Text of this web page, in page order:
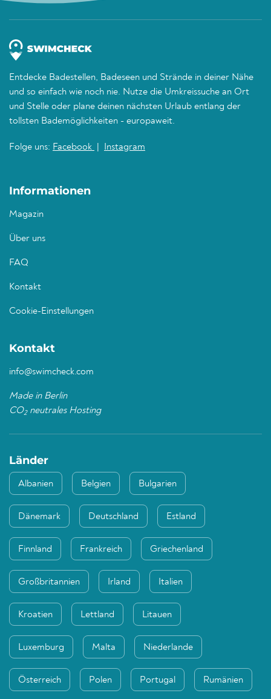
Entdecke Badestellen, Badeseen und Strände in deiner Nähe
und so einfach wie noch nie. Nutze die Umkreissuche an Ort
und Stelle oder plane deinen nächsten Urlaub entlang der
tollsten Bademöglichkeiten - europaweit.
Folge uns: Facebook Instagram
Informationen
Magazin
Über uns
FAQ
Kontakt
Cookie-Einstellungen
Kontakt
info@swimcheck.com
Made in Berlin
CO2neutrales Hosting
Länder
Albanien Belgien Bulgarien
Dänemark Deutschland Estland
Finnland Frankreich Griechenland
Großbritannien Irland Italien
Kroatien Lettland Litauen
Luxemburg Malta Niederlande
Österreich Polen Portugal Rumänien